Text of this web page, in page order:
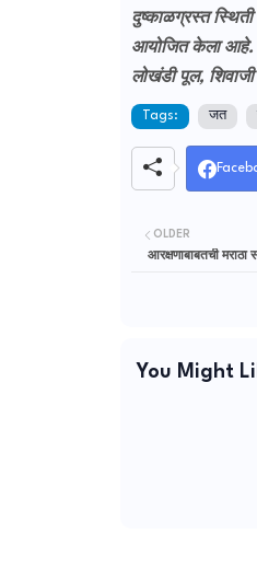
दुष्काळग्रस्त
आयोजित केला आहे.
लोखंडी पूल, शिवाजी
Tags: जत
OLDER
आरक्षणाबाबतची मराठा
You Might